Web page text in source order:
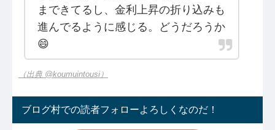
まできてるし、金利上昇の折り込みも
進んでるように感じる。どうだろうか
😄
（出典 @koumuintousi）
ブログ村での読者フォローよろしくなのだ！